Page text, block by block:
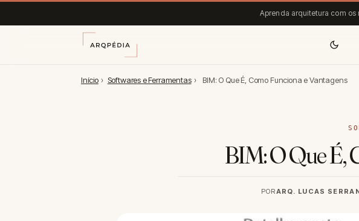
Aprenda arquitetura com os
Início › Softwares e Ferramentas › BIM: O Que É, Como Funciona e Vantagens
BIM: O Que É,
PORARQ. LUCAS